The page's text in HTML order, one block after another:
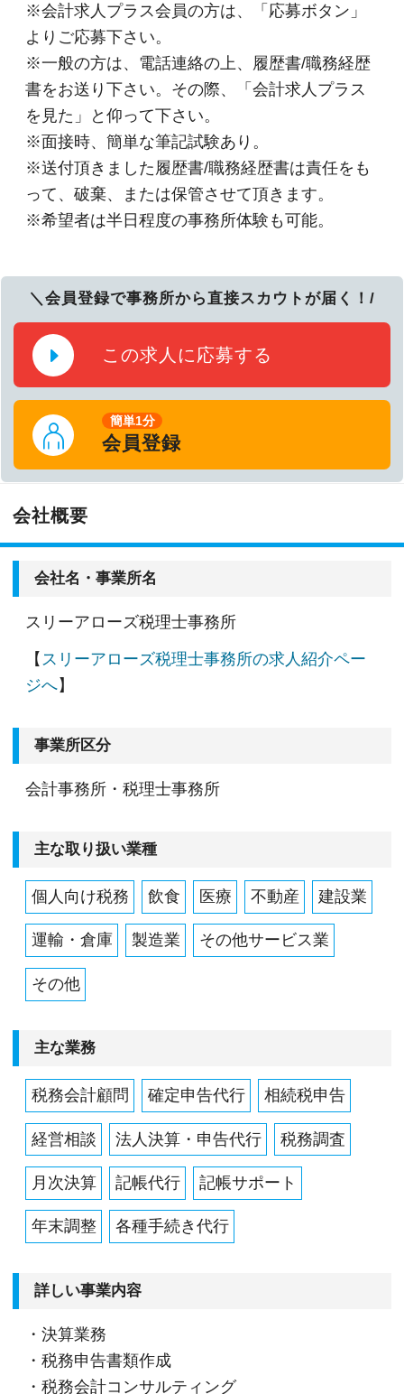
※会計求人プラス会員の方は、「応募ボタン」
よりご応募下さい。
※一般の方は、電話連絡の上、履歴書/職務経歴
書をお送り下さい。その際、「会計求人プラス
を見た」と仰って下さい。
※面接時、簡単な筆記試験あり。
※送付頂きました履歴書/職務経歴書は責任をも
って、破棄、または保管させて頂きます。
※希望者は半日程度の事務所体験も可能。
＼会員登録で事務所から直接スカウトが届く！/
この求人に応募する
簡単1分
会員登録
会社概要
会社名・事業所名
スリーアローズ税理士事務所
【 スリーアローズ税理士事務所の求人紹介ペー
ジへ】
事業所区分
会計事務所・税理士事務所
主な取り扱い業種
個人向け税務 飲食 医療 不動産 建設業
運輸・倉庫 製造業 その他サービス業
その他
主な業務
税務会計顧問 確定申告代行 相続税申告
経営相談 法人決算・申告代行 税務調査
月次決算 記帳代行 記帳サポート
年末調整 各種手続き代行
詳しい事業内容
・決算業務
・税務申告書類作成
・税務会計コンサルティング